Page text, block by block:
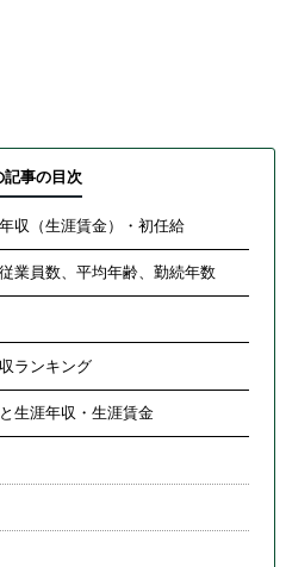
記事の目次
収（生涯賃金）・初任給
業員数、平均年齢、勤続年数
ランキング
生涯年収・生涯賃金